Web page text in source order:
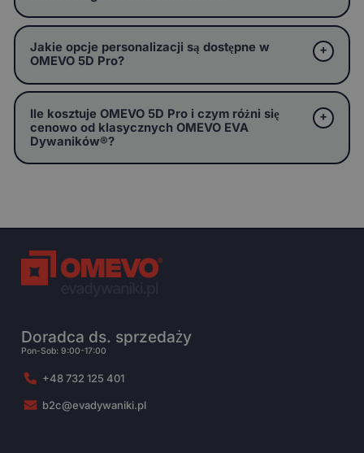
Jakie opcje personalizacji są dostępne w
OMEVO 5D Pro?
Ile kosztuje OMEVO 5D Pro i czym różni się
cenowo od klasycznych OMEVO EVA
Dywaników®?
Doradca ds. sprzedaży
Pon-Sob: 9:00-17:00
+48 732 125 401
b2c@evadywaniki.pl